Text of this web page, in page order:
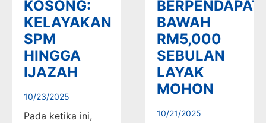
KOSONG:
KELAYAKAN
SPM
HINGGA
IJAZAH
10/23/2025
Pada ketika ini,
BAWAH
RM5,000
SEBULAN
LAYAK
MOHON
10/21/2025